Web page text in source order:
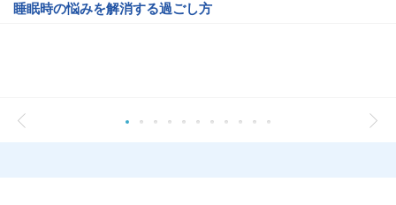
睡眠時の悩みを解消する過ごし方